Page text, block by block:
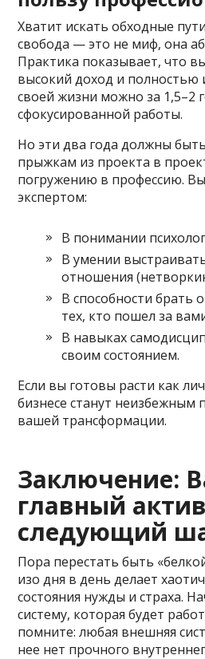
Хватит искать обходные
свобода — это не миф, она
Практика показывает, что
высокий доход и полностью
своей жизни можно за 1,5–2
сфокусированной работы.
Но эти два года должны
прыжкам из проекта в
погружению в профессию.
экспертом:
В понимании
В умении
отношения
В способности брать
тех, кто пошел за
В навыках
своим состоянием.
Если вы готовы расти как
бизнесе станут
вашей трансформации.
Заключение:
главный
следующий
Пора перестать быть
изо дня в день делает
состояния нужды и страха.
систему, которая будет
помните: любая внешняя
нее нет прочного